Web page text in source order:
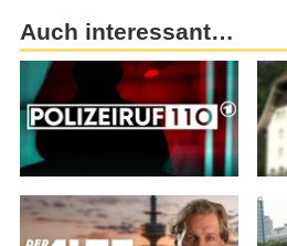
Auch interessant…